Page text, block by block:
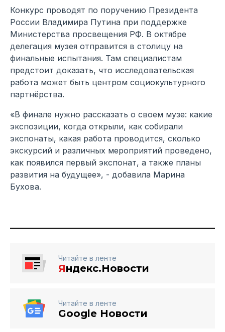
Конкурс проводят по поручению Президента
России Владимира Путина при поддержке
Министерства просвещения РФ. В октябре
делегация музея отправится в столицу на
финальные испытания. Там специалистам
предстоит доказать, что исследовательская
работа может быть центром социокультурного
партнёрства.
«В финале нужно рассказать о своем музе: какие
экспозиции, когда открыли, как собирали
экспонаты, какая работа проводится, сколько
экскурсий и различных мероприятий проведено,
как появился первый экспонат, а также планы
развития на будущее», - добавила Марина
Бухова.
Читайте в ленте
Яндекс.Новости
Читайте в ленте
Google Новости